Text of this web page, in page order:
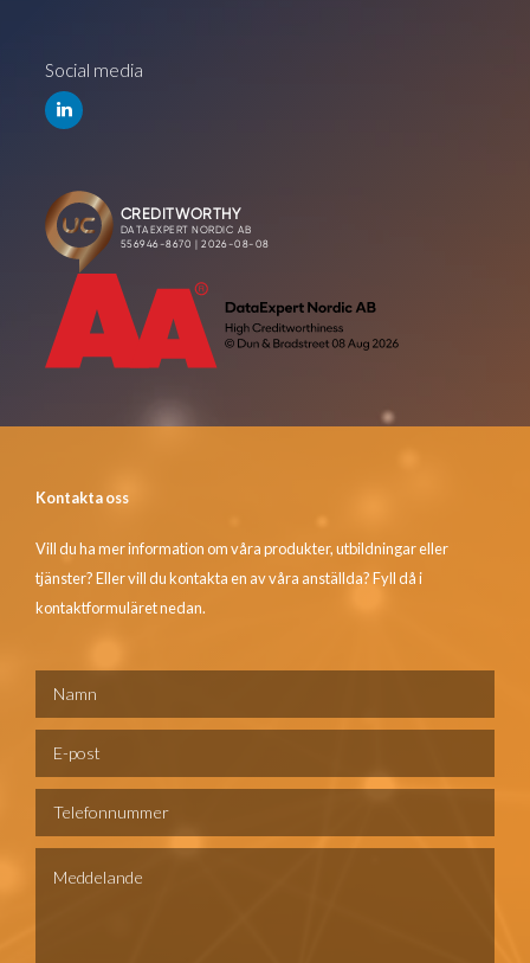
Social media
Kontakta oss
Vill du ha mer information om våra produkter, utbildningar eller
tjänster? Eller vill du kontakta en av våra anställda? Fyll då i
kontaktformuläret nedan.